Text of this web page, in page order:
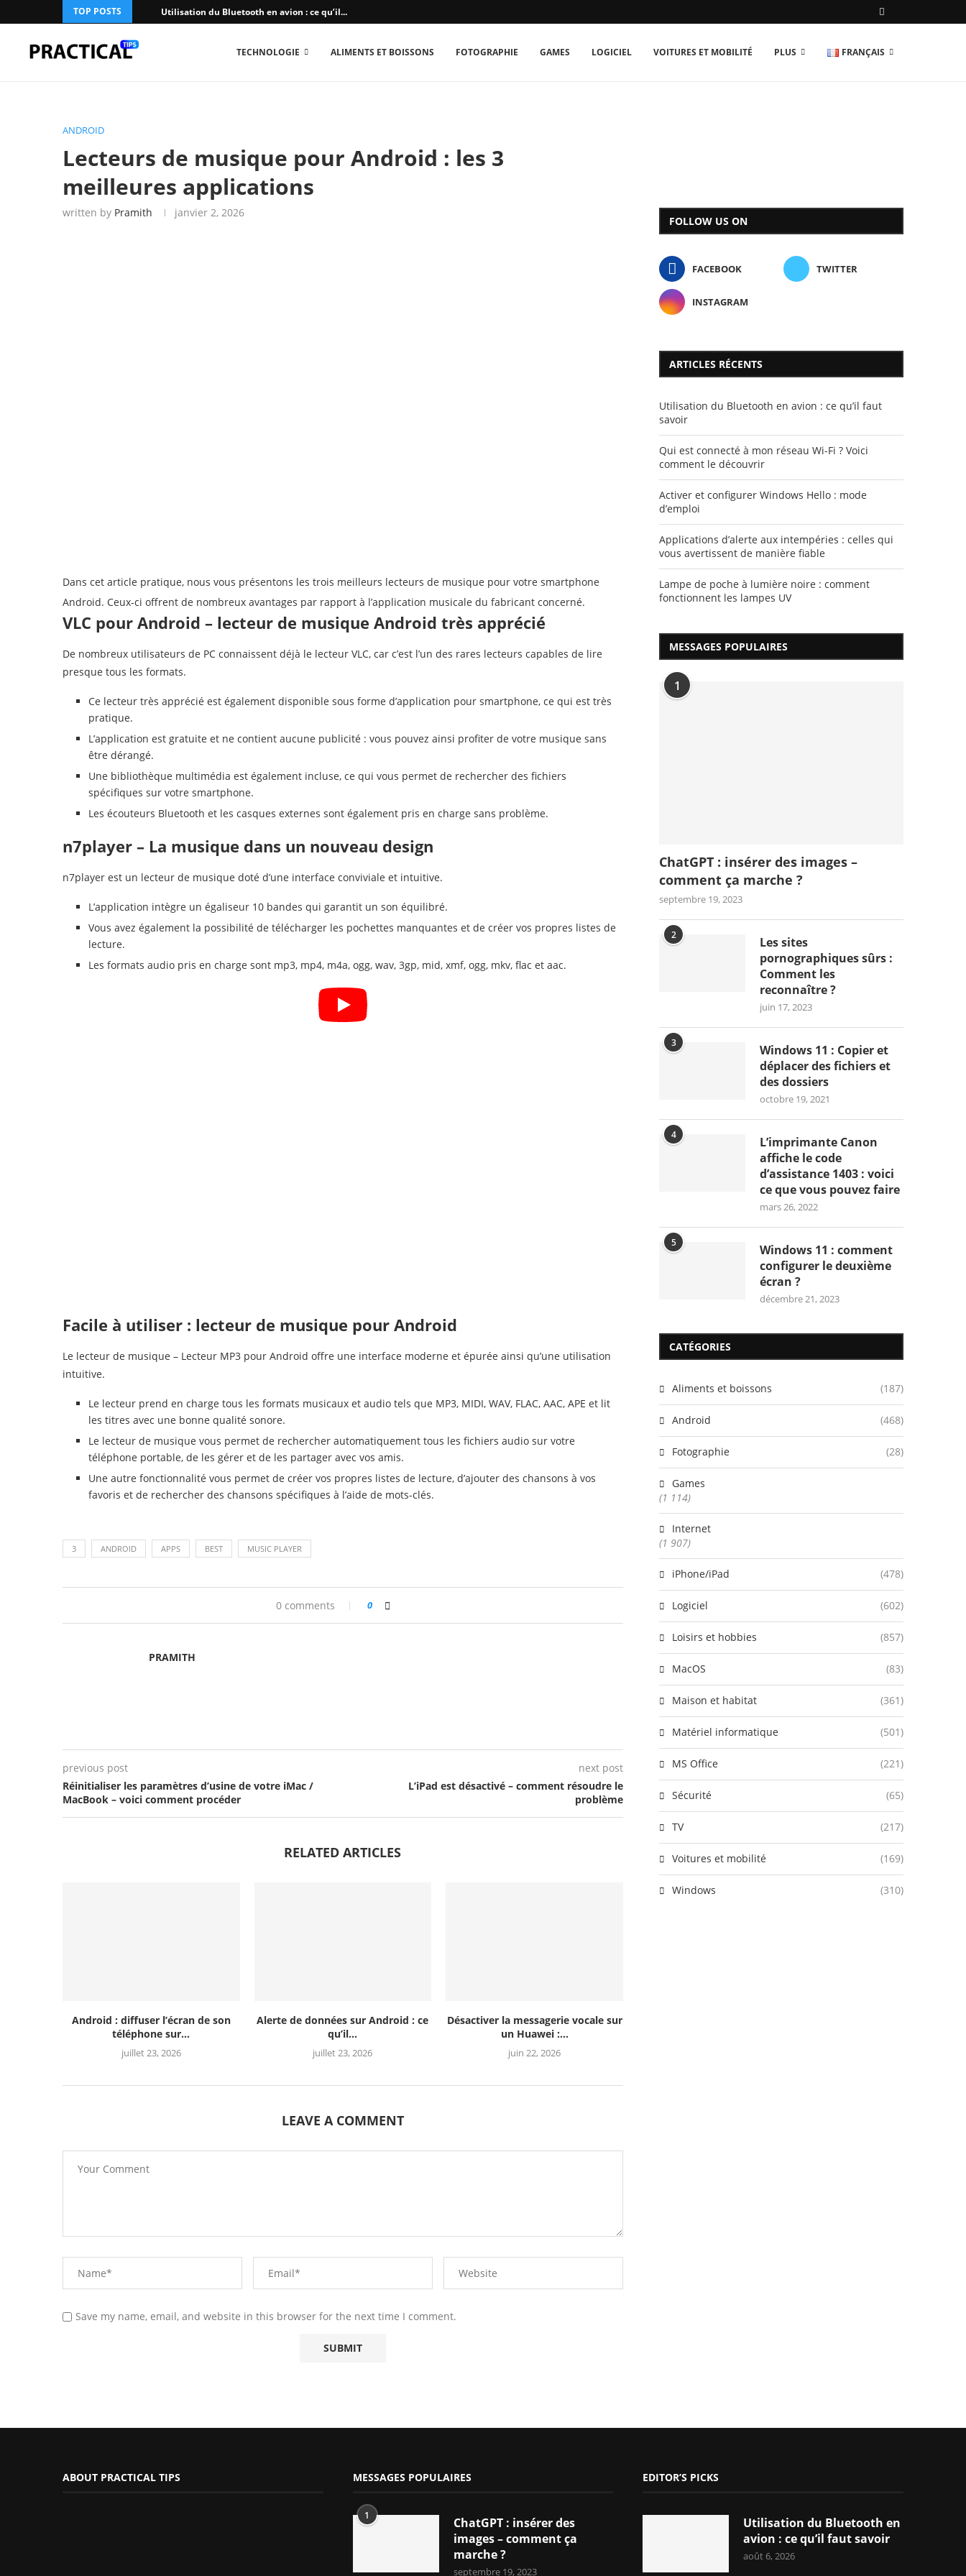
TOP POSTS Utilisation du Bluetooth en avion : ce qu’il...
TECHNOLOGIE ALIMENTS ET BOISSONS FOTOGRAPHIE GAMES LOGICIEL VOITURES ET MOBILITÉ PLUS FRANÇAIS
ANDROID
Lecteurs de musique pour Android : les 3
meilleures applications
written by Pramith janvier 2, 2026
Dans cet article pratique, nous vous présentons les trois meilleurs lecteurs de musique pour votre smartphone
Android. Ceux-ci offrent de nombreux avantages par rapport à l’application musicale du fabricant concerné.
VLC pour Android – lecteur de musique Android très apprécié
De nombreux utilisateurs de PC connaissent déjà le lecteur VLC, car c’est l’un des rares lecteurs capables de lire
presque tous les formats.
Ce lecteur très apprécié est également disponible sous forme d’application pour smartphone, ce qui est très
pratique.
L’application est gratuite et ne contient aucune publicité : vous pouvez ainsi profiter de votre musique sans
être dérangé.
Une bibliothèque multimédia est également incluse, ce qui vous permet de rechercher des fichiers
spécifiques sur votre smartphone.
Les écouteurs Bluetooth et les casques externes sont également pris en charge sans problème.
n7player – La musique dans un nouveau design
n7player est un lecteur de musique doté d’une interface conviviale et intuitive.
L’application intègre un égaliseur 10 bandes qui garantit un son équilibré.
Vous avez également la possibilité de télécharger les pochettes manquantes et de créer vos propres listes de
lecture.
Les formats audio pris en charge sont mp3, mp4, m4a, ogg, wav, 3gp, mid, xmf, ogg, mkv, flac et aac.
Facile à utiliser : lecteur de musique pour Android
Le lecteur de musique – Lecteur MP3 pour Android offre une interface moderne et épurée ainsi qu’une utilisation
intuitive.
Le lecteur prend en charge tous les formats musicaux et audio tels que MP3, MIDI, WAV, FLAC, AAC, APE et lit
les titres avec une bonne qualité sonore.
Le lecteur de musique vous permet de rechercher automatiquement tous les fichiers audio sur votre
téléphone portable, de les gérer et de les partager avec vos amis.
Une autre fonctionnalité vous permet de créer vos propres listes de lecture, d’ajouter des chansons à vos
favoris et de rechercher des chansons spécifiques à l’aide de mots-clés.
3 ANDROID APPS BEST MUSIC PLAYER
0 comments 0
PRAMITH
previous post
Réinitialiser les paramètres d’usine de votre iMac /
MacBook – voici comment procéder
next post
L’iPad est désactivé – comment résoudre le
problème
RELATED ARTICLES
Android : diffuser l’écran de son
téléphone sur...
juillet 23, 2026
Alerte de données sur Android : ce
qu’il...
juillet 23, 2026
Désactiver la messagerie vocale sur
un Huawei :...
juin 22, 2026
LEAVE A COMMENT
Save my name, email, and website in this browser for the next time I comment.
FOLLOW US ON
FACEBOOK TWITTER
INSTAGRAM
ARTICLES RÉCENTS
Utilisation du Bluetooth en avion : ce qu’il faut
savoir
Qui est connecté à mon réseau Wi-Fi ? Voici
comment le découvrir
Activer et configurer Windows Hello : mode
d’emploi
Applications d’alerte aux intempéries : celles qui
vous avertissent de manière fiable
Lampe de poche à lumière noire : comment
fonctionnent les lampes UV
MESSAGES POPULAIRES
1
ChatGPT : insérer des images –
comment ça marche ?
septembre 19, 2023
2
Les sites
pornographiques sûrs :
Comment les
reconnaître ?
juin 17, 2023
3
Windows 11 : Copier et
déplacer des fichiers et
des dossiers
octobre 19, 2021
4
L’imprimante Canon
affiche le code
d’assistance 1403 : voici
ce que vous pouvez faire
mars 26, 2022
5
Windows 11 : comment
configurer le deuxième
écran ?
décembre 21, 2023
CATÉGORIES
Aliments et boissons (187)
Android (468)
Fotographie (28)
Games
(1 114)
Internet
(1 907)
iPhone/iPad (478)
Logiciel (602)
Loisirs et hobbies (857)
MacOS (83)
Maison et habitat (361)
Matériel informatique (501)
MS Office (221)
Sécurité (65)
TV (217)
Voitures et mobilité (169)
Windows (310)
ABOUT PRACTICAL TIPS MESSAGES POPULAIRES
1
ChatGPT : insérer des
images – comment ça
marche ?
septembre 19, 2023
EDITOR’S PICKS
Utilisation du Bluetooth en
avion : ce qu’il faut savoir
août 6, 2026